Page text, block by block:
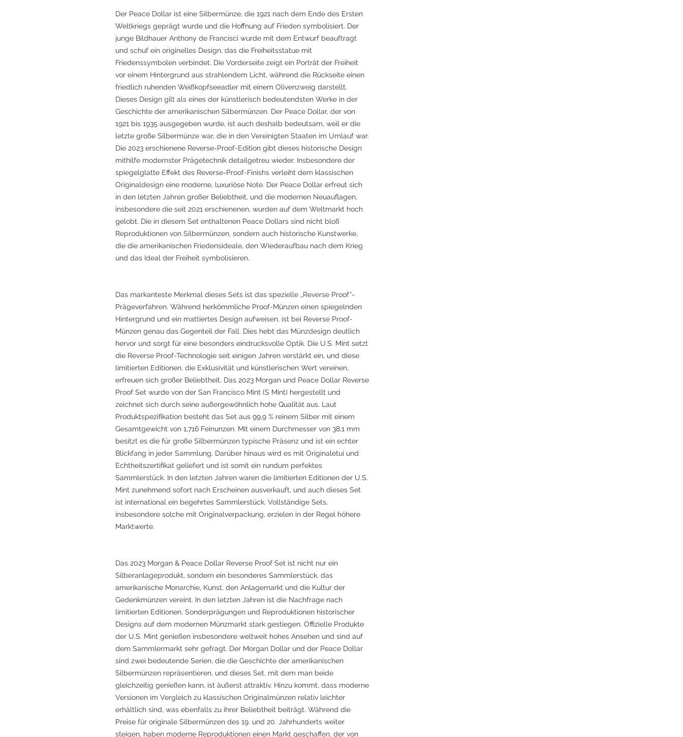
Der Peace Dollar ist eine Silbermünze, die 1921 nach dem Ende des Ersten
Weltkriegs geprägt wurde und die Hoffnung auf Frieden symbolisiert. Der
junge Bildhauer Anthony de Francisci wurde mit dem Entwurf beauftragt
und schuf ein originelles Design, das die Freiheitsstatue mit
Friedenssymbolen verbindet. Die Vorderseite zeigt ein Porträt der Freiheit
vor einem Hintergrund aus strahlendem Licht, während die Rückseite einen
friedlich ruhenden Weißkopfseeadler mit einem Olivenzweig darstellt.
Dieses Design gilt als eines der künstlerisch bedeutendsten Werke in der
Geschichte der amerikanischen Silbermünzen. Der Peace Dollar, der von
1921 bis 1935 ausgegeben wurde, ist auch deshalb bedeutsam, weil er die
letzte große Silbermünze war, die in den Vereinigten Staaten im Umlauf war.
Die 2023 erschienene Reverse-Proof-Edition gibt dieses historische Design
mithilfe modernster Prägetechnik detailgetreu wieder. Insbesondere der
spiegelglatte Effekt des Reverse-Proof-Finishs verleiht dem klassischen
Originaldesign eine moderne, luxuriöse Note. Der Peace Dollar erfreut sich
in den letzten Jahren großer Beliebtheit, und die modernen Neuauflagen,
insbesondere die seit 2021 erschienenen, wurden auf dem Weltmarkt hoch
gelobt. Die in diesem Set enthaltenen Peace Dollars sind nicht bloß
Reproduktionen von Silbermünzen, sondern auch historische Kunstwerke,
die die amerikanischen Friedensideale, den Wiederaufbau nach dem Krieg
und das Ideal der Freiheit symbolisieren.
Das markanteste Merkmal dieses Sets ist das spezielle „Reverse Proof“-
Prägeverfahren. Während herkömmliche Proof-Münzen einen spiegelnden
Hintergrund und ein mattiertes Design aufweisen, ist bei Reverse Proof-
Münzen genau das Gegenteil der Fall. Dies hebt das Münzdesign deutlich
hervor und sorgt für eine besonders eindrucksvolle Optik. Die U.S. Mint setzt
die Reverse Proof-Technologie seit einigen Jahren verstärkt ein, und diese
limitierten Editionen, die Exklusivität und künstlerischen Wert vereinen,
erfreuen sich großer Beliebtheit. Das 2023 Morgan und Peace Dollar Reverse
Proof Set wurde von der San Francisco Mint (S Mint) hergestellt und
zeichnet sich durch seine außergewöhnlich hohe Qualität aus. Laut
Produktspezifikation besteht das Set aus 99,9 % reinem Silber mit einem
Gesamtgewicht von 1,716 Feinunzen. Mit einem Durchmesser von 38,1 mm
besitzt es die für große Silbermünzen typische Präsenz und ist ein echter
Blickfang in jeder Sammlung. Darüber hinaus wird es mit Originaletui und
Echtheitszertifikat geliefert und ist somit ein rundum perfektes
Sammlerstück. In den letzten Jahren waren die limitierten Editionen der U.S.
Mint zunehmend sofort nach Erscheinen ausverkauft, und auch dieses Set
ist international ein begehrtes Sammlerstück. Vollständige Sets,
insbesondere solche mit Originalverpackung, erzielen in der Regel höhere
Marktwerte.
Das 2023 Morgan & Peace Dollar Reverse Proof Set ist nicht nur ein
Silberanlageprodukt, sondern ein besonderes Sammlerstück, das
amerikanische Monarchie, Kunst, den Anlagemarkt und die Kultur der
Gedenkmünzen vereint. In den letzten Jahren ist die Nachfrage nach
limitierten Editionen, Sonderprägungen und Reproduktionen historischer
Designs auf dem modernen Münzmarkt stark gestiegen. Offizielle Produkte
der U.S. Mint genießen insbesondere weltweit hohes Ansehen und sind auf
dem Sammlermarkt sehr gefragt. Der Morgan Dollar und der Peace Dollar
sind zwei bedeutende Serien, die die Geschichte der amerikanischen
Silbermünzen repräsentieren, und dieses Set, mit dem man beide
gleichzeitig genießen kann, ist äußerst attraktiv. Hinzu kommt, dass moderne
Versionen im Vergleich zu klassischen Originalmünzen relativ leichter
erhältlich sind, was ebenfalls zu ihrer Beliebtheit beiträgt. Während die
Preise für originale Silbermünzen des 19. und 20. Jahrhunderts weiter
steigen, haben moderne Reproduktionen einen Markt geschaffen, der von